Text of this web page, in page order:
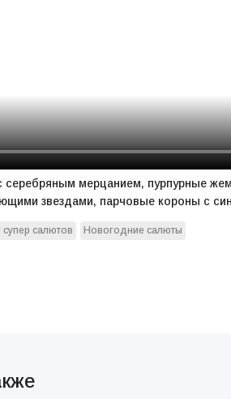
серебряным мерцанием, пурпурные
звездами, парчовые короны с
супер салютов Новогодние салюты